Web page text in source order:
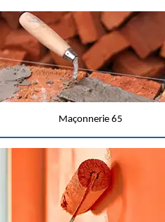
Maçonnerie 65